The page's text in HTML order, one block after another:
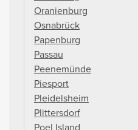
Oranienburg
Osnabrück
Papenburg
Passau
Peenemünde
Piesport
Pleidelsheim
Plittersdorf